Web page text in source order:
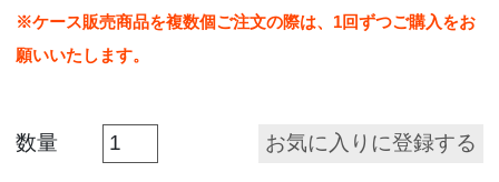
※ケース販売商品を複数個ご注文の際は、1回ずつご購入をお
願いいたします。
お気に入りに登録する